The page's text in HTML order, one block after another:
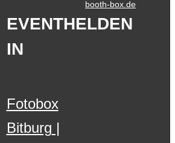
booth-box.de
EVENTHELDEN
IN
Fotobox
Bitburg